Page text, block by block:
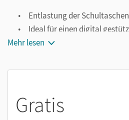
Entlastung der
Ideal für einen digital
Notiz- und
Notizen erstellen
Mehr lesen
Gratis